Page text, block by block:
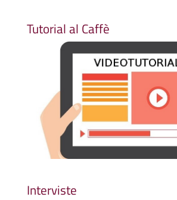
Tutorial al Caffè
Interviste